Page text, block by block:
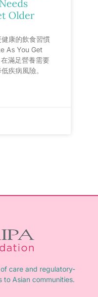
Older
康的飲食習慣
As You Get
滿足營養需要
疾病風險。
care and regulatory-
Asian communities.